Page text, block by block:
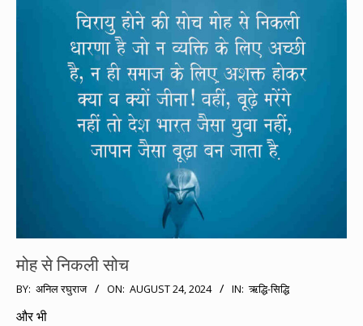
मोह से निकली सोच
2024-
08-
BY: अनिल रघुराज ON: AUGUST 24, 2024 IN: ऋद्धि-सिद्धि
और भी